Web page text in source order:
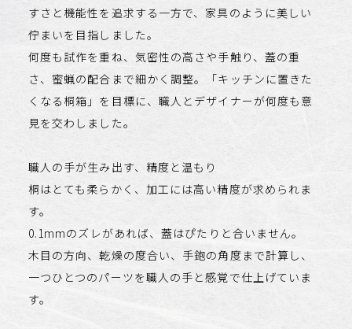
すさと機能性を追求する一方で、家具のように美しい
佇まいを目指しました。
何度も試作を重ね、気密性の高さや手触り、蓋の重
さ、蜜蝋の配合まで細かく調整。「キッチンに置きた
くなる桐箱」を目標に、職人とデザイナーが何度も意
見を交わしました。
職人の手が生み出す、精度と温もり
桐はとても柔らかく、加工には高い精度が求められま
す。
0.1mmのズレがあれば、蓋はぴたりと合いません。
木目の方向、乾燥の度合い、手鉋の角度まで計算し、
一つひとつのパーツを職人の手と感覚で仕上げていま
す。